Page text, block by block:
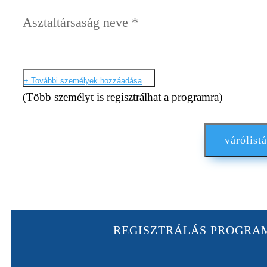
Asztaltársaság neve *
+ További személyek hozzáadása
(Több személyt is regisztrálhat a programra)
REGISZTRÁLÁS